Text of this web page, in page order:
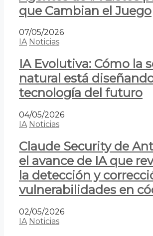
que Cambian el Juego
07/05/2026
IA Noticias
IA Evolutiva: Cómo la
natural está
tecnología del futuro
04/05/2026
IA Noticias
Claude Security de
el avance de IA que
la detección y
vulnerabilidades en
02/05/2026
IA Noticias